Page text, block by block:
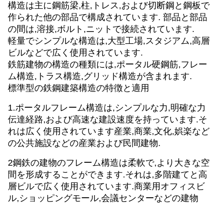
構造は主に鋼筋梁,柱,トレス,および切断鋼と鋼板で
作られた他の部品で構成されています. 部品と部品
の間は,溶接,ボルト,ニットで接続されています.
軽量でシンプルな構造は,大型工場,スタジアム,高層
ビルなどで広く使用されています.
鉄筋建物の構造の種類には,ポータル硬鋼筋,フレー
ム構造,トラス構造,グリッド構造が含まれます.
標準型の鉄鋼建築構造の特徴と適用
1.ポータルフレーム構造は,シンプルな力,明確な力
伝達経路,および高速な建設速度を持っています.そ
れは広く使用されています産業,商業,文化,娯楽など
の公共施設などの産業および民間建物.
2鋼鉄の建物のフレーム構造は柔軟で,より大きな空
間を形成することができます.それは,多階建てと高
層ビルで広く使用されています.商業用オフィスビ
ル,ショッピングモール,会議センターなどの建物